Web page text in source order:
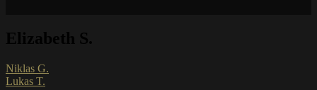
Elizabeth S.
Niklas G.
Lukas T.